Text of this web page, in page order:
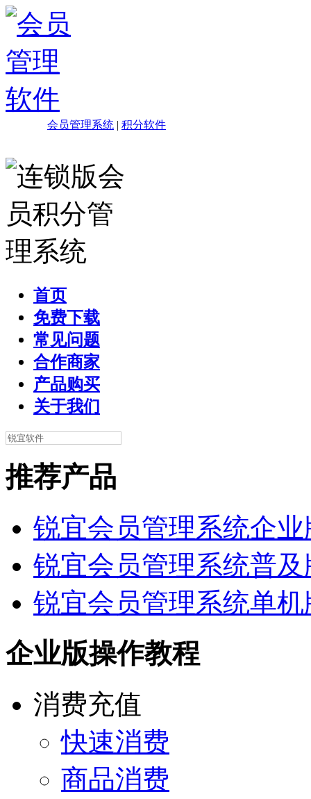
会员管理系统 | 积分软件
首页
免费下载
常见问题
合作商家
产品购买
关于我们
推荐产品
锐宜会员管理系统企
锐宜会员管理系统普及
锐宜会员管理系统单机
企业版操作教程
消费充值
快速消费
商品消费